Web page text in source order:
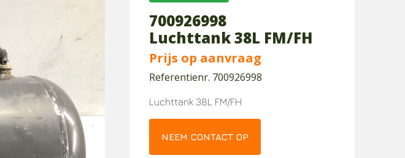
WERKEN BIJ
700926998
Luchttank 38L FM/FH
Prijs op aanvraag
Referentienr. 700926998
Luchttank 38L FM/FH
NEEM CONTACT OP